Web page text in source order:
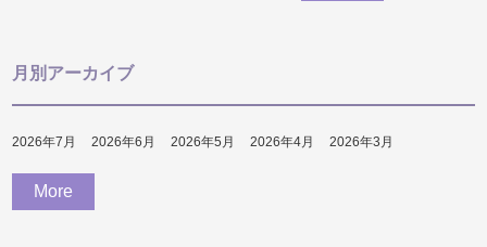
月別アーカイブ
2026年7月 2026年6月 2026年5月 2026年4月 2026年3月
More